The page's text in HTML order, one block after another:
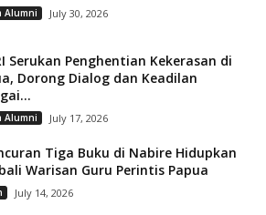
Alumni July 30, 2026
Serukan Penghentian Kekerasan di
Dorong Dialog dan Keadilan
Alumni July 17, 2026
Tiga Buku di Nabire Hidupkan
Warisan Guru Perintis Papua
July 14, 2026